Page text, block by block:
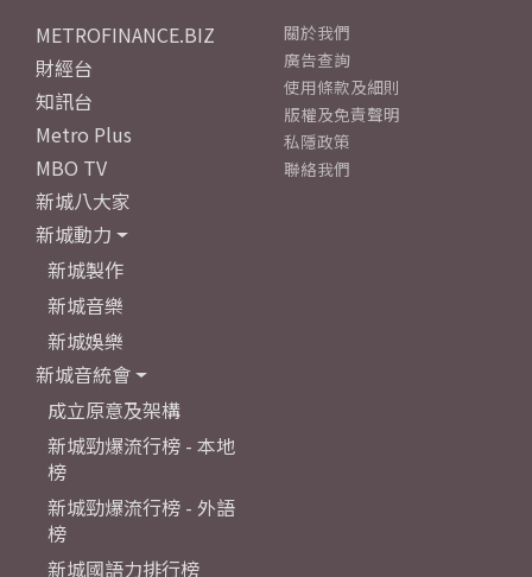
METROFINANCE.BIZ
財經台
知訊台
Metro Plus
MBO TV
新城八大家
新城動力
新城製作
新城音樂
新城娛樂
新城音統會
成立原意及架構
新城勁爆流行榜 - 本地
榜
新城勁爆流行榜 - 外語
榜
新城國語力排行榜
關於我們
廣告查詢
使用條款及細則
版權及免責聲明
私隱政策
聯絡我們